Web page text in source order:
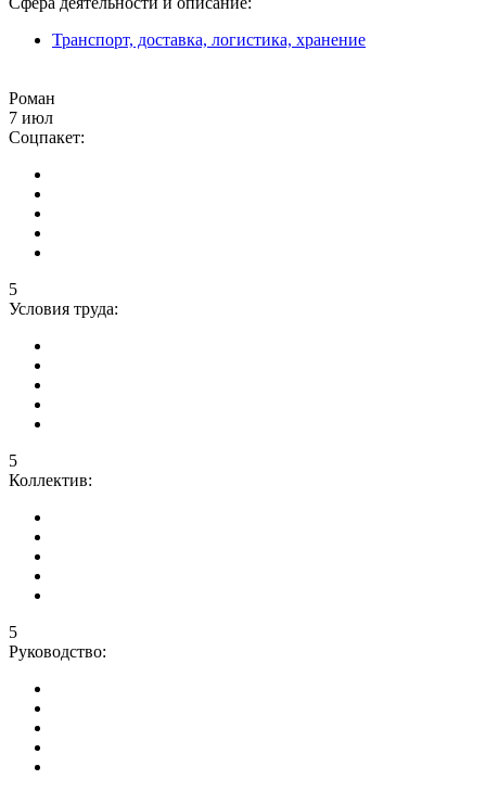
Транспорт, доставка, логистика, хранение
Роман
7 июл
Соцпакет:
5
Условия труда:
5
Коллектив:
5
Руководство: